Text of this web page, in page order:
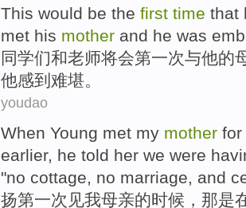
This would be the first time that
met his mother and he was
同学们和老师将会第一次与他的
他感到 难堪。
youdao
When Young met my mother for
earlier, he told her we were
"no cottage no marriage , and
扬第一次 见我母亲的时候 ，那是